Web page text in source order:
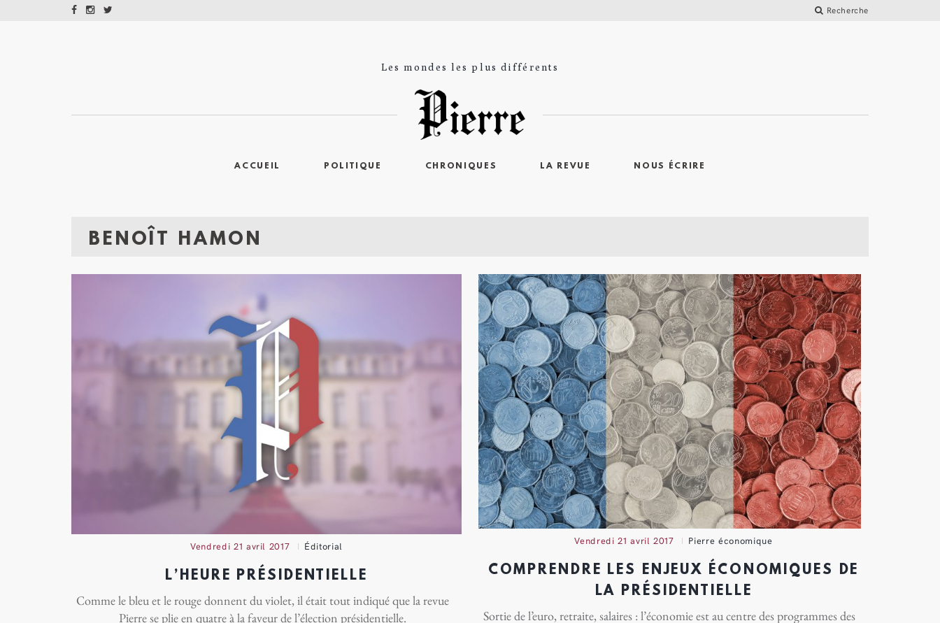
Recherche
Les mondes les plus différents
ACCUEIL POLITIQUE CHRONIQUES LA REVUE NOUS ÉCRIRE
BENOÎT HAMON
vendredi 21 avril 2017 Éditorial
L’HEURE PRÉSIDENTIELLE
Comme le bleu et le rouge donnent du violet, il était tout indiqué que la revue
Pierre se plie en quatre à la faveur de l’élection présidentielle.
vendredi 21 avril 2017 Pierre économique
COMPRENDRE LES ENJEUX ÉCONOMIQUES DE
LA PRÉSIDENTIELLE
Sortie de l’euro, retraite, salaires : l’économie est au centre des programmes des